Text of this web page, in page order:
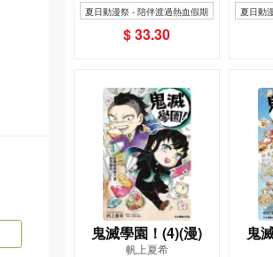
夏日動漫祭 - 陪伴渡過熱血假期
$ 33.30
夏日動
鬼滅學園！(4)(漫)
帆上夏希
鬼